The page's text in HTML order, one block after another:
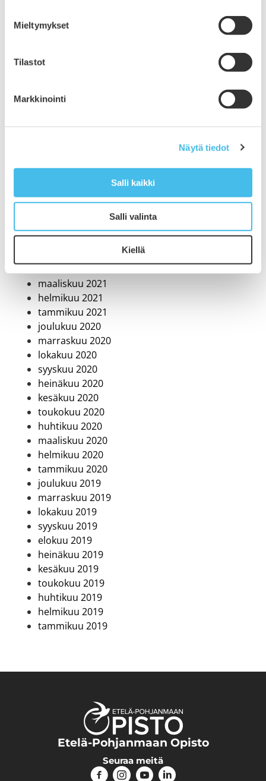
Mieltymykset
Tilastot
Markkinointi
Näytä tiedot
Salli kaikki
Salli valinta
Kiellä
marraskuu 2022
heinäkuu 2022
toukokuu 2022
maaliskuu 2022
joulukuu 2021
lokakuu 2021
elokuu 2021
kesäkuu 2021
maaliskuu 2021
helmikuu 2021
tammikuu 2021
joulukuu 2020
marraskuu 2020
lokakuu 2020
syyskuu 2020
heinäkuu 2020
kesäkuu 2020
toukokuu 2020
huhtikuu 2020
maaliskuu 2020
helmikuu 2020
tammikuu 2020
joulukuu 2019
marraskuu 2019
lokakuu 2019
syyskuu 2019
elokuu 2019
heinäkuu 2019
kesäkuu 2019
toukokuu 2019
huhtikuu 2019
helmikuu 2019
tammikuu 2019
Etelä-Pohjanmaan Opisto
Seuraa meitä